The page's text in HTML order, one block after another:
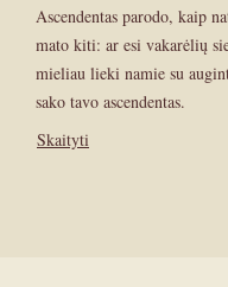
Ascendentas parodo, kaip
mato kiti: ar esi vakarėlių
mieliau lieki namie su
sako tavo ascendentas.
Skaityti